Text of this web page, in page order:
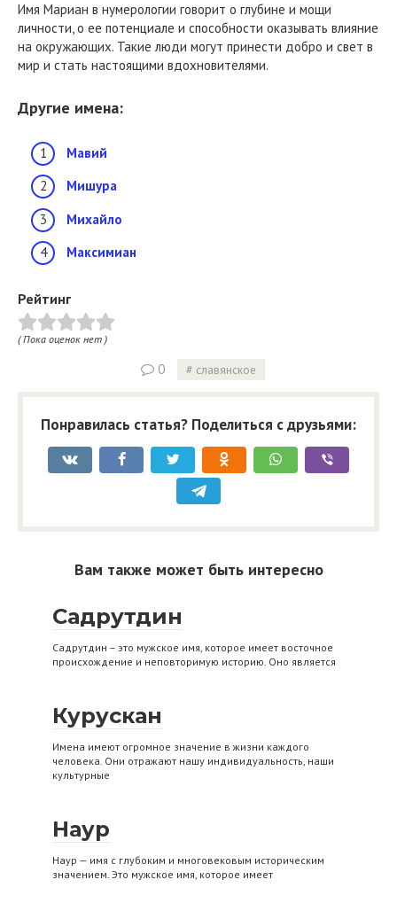
Имя Мариан в нумерологии говорит о глубине и мощи
личности, о ее потенциале и способности оказывать влияние
на окружающих. Такие люди могут принести добро и свет в
мир и стать настоящими вдохновителями.
Другие имена:
Мавий
Мишура
Михайло
Максимиан
Рейтинг
( Пока оценок нет )
0 славянское
Понравилась статья? Поделиться с друзьями:
Вам также может быть интересно
Садрутдин
Садрутдин – это мужское имя, которое имеет восточное
происхождение и неповторимую историю. Оно является
Курускан
Имена имеют огромное значение в жизни каждого
человека. Они отражают нашу индивидуальность, наши
культурные
Наур
Наур — имя с глубоким и многовековым историческим
значением. Это мужское имя, которое имеет